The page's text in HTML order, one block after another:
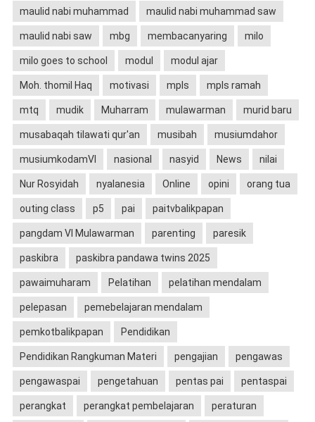
maulid nabi muhammad maulid nabi muhammad saw
maulid nabi saw mbg membacanyaring milo
milo goes to school modul modul ajar
Moh. thomil Haq motivasi mpls mpls ramah
mtq mudik Muharram mulawarman murid baru
musabaqah tilawati qur'an musibah musiumdahor
musiumkodamVI nasional nasyid News nilai
Nur Rosyidah nyalanesia Online opini orang tua
outing class p5 pai paitvbalikpapan
pangdam VI Mulawarman parenting paresik
paskibra paskibra pandawa twins 2025
pawaimuharam Pelatihan pelatihan mendalam
pelepasan pemebelajaran mendalam
pemkotbalikpapan Pendidikan
Pendidikan Rangkuman Materi pengajian pengawas
pengawaspai pengetahuan pentas pai pentaspai
perangkat perangkat pembelajaran peraturan